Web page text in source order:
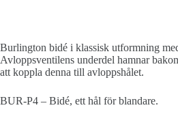
Burlington bidé i klassisk utformning
Avloppsventilens underdel hamnar
att koppla denna till avloppshålet.
BUR-P4 – Bidé, ett hål för blandare.